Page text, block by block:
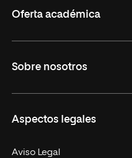
Oferta académica
Derecho
Ciencias de la Seguridad
Empresa
MBA
Sobre nosotros
Nuestro Equipo
Contacto
Aspectos legales
Aviso Legal